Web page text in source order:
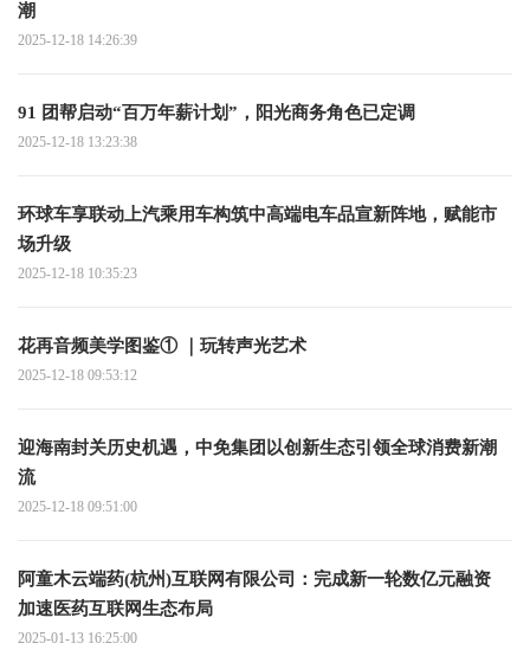
潮
2025-12-18 14:26:39
91 团帮启动“百万年薪计划”，阳光商务角色已定调
2025-12-18 13:23:38
环球车享联动上汽乘用车构筑中高端电车品宣新阵地，赋能市
场升级
2025-12-18 10:35:23
花再音频美学图鉴① ｜玩转声光艺术
2025-12-18 09:53:12
迎海南封关历史机遇，中免集团以创新生态引领全球消费新潮
流
2025-12-18 09:51:00
阿童木云端药(杭州)互联网有限公司：完成新一轮数亿元融资
加速医药互联网生态布局
2025-01-13 16:25:00